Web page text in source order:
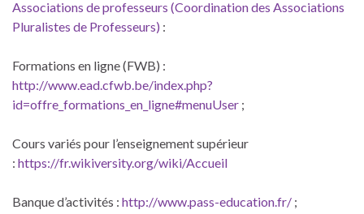
Associations de professeurs (Coordination des Associations
Pluralistes de Professeurs) :
Formations en ligne (FWB) :
http://www.ead.cfwb.be/index.php?
id=offre_formations_en_ligne#menuUser ;
Cours variés pour l’enseignement supérieur
: https://fr.wikiversity.org/wiki/Accueil
Banque d’activités : http://www.pass-education.fr/ ;